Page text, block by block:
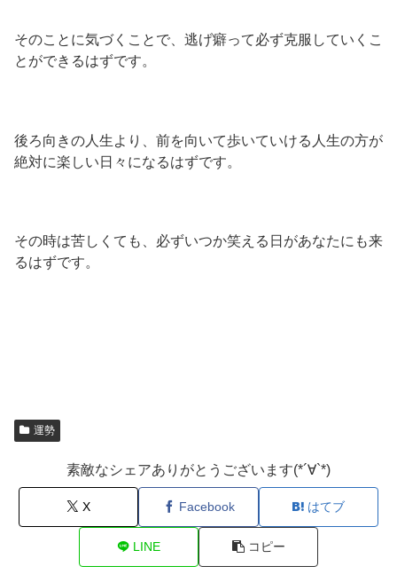
そのことに気づくことで、逃げ癖って必ず克服していくこ
とができるはずです。
後ろ向きの人生より、前を向いて歩いていける人生の方が
絶対に楽しい日々になるはずです。
その時は苦しくても、必ずいつか笑える日があなたにも来
るはずです。
運勢
素敵なシェアありがとうございます(*´∀`*)
X Facebook はてブ
LINE コピー